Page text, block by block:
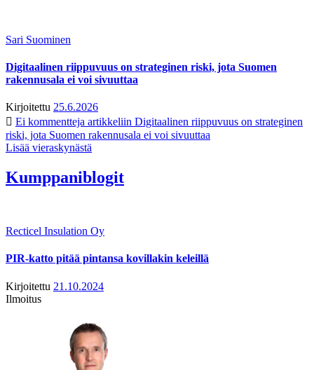
Sari Suominen
Digitaalinen riippuvuus on strateginen riski, jota Suomen
rakennusala ei voi sivuuttaa
Kirjoitettu 25.6.2026
Ei kommentteja artikkeliin Digitaalinen riippuvuus on strateginen
riski, jota Suomen rakennusala ei voi sivuuttaa
Lisää vieraskynästä
Kumppaniblogit
Recticel Insulation Oy
PIR-katto pitää pintansa kovillakin keleillä
Kirjoitettu 21.10.2024
Ilmoitus